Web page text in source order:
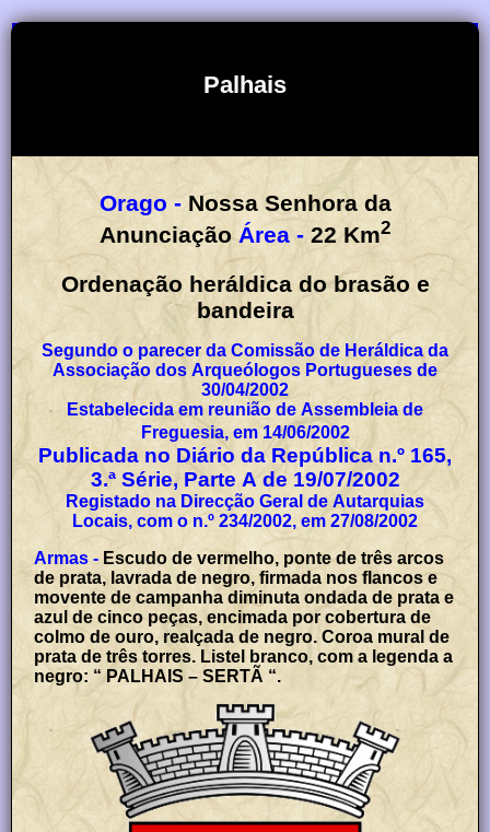
Palhais
Orago - Nossa Senhora da
Anunciação
Área - 22 Km2
Ordenação heráldica do brasão e
bandeira
Segundo o parecer da Comissão de Heráldica da
Associação dos Arqueólogos Portugueses de
30/04/2002
Estabelecida em reunião de Assembleia de
Freguesia, em 14/06/2002
Publicada no Diário da República n.º 165,
3.ª Série, Parte A de 19/07/2002
Registado na Direcção Geral de Autarquias
Locais, com o n.º 234/2002, em 27/08/2002
Armas - Escudo de vermelho, ponte de três arcos
de prata, lavrada de negro, firmada nos flancos e
movente de campanha diminuta ondada de prata e
azul de cinco peças, encimada por cobertura de
colmo de ouro, realçada de negro. Coroa mural de
prata de três torres. Listel branco, com a legenda a
negro: “ PALHAIS – SERTÃ “.